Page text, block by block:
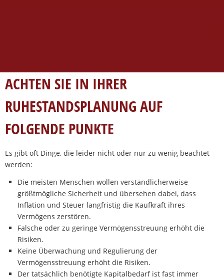
ACHTEN SIE IN IHRER
RUHESTANDSPLANUNG AUF
FOLGENDE PUNKTE
Es gibt oft Dinge, die leider nicht oder nur zu wenig beachtet
werden:
Die meisten Menschen wollen verständlicherweise
größtmögliche Sicherheit und übersehen dabei, dass
Inflation und Steuer langfristig die Kaufkraft ihres
Vermögens zerstören.
Falsche oder zu geringe Vermögensstreuung erhöht die
Risiken.
Keine Überwachung und Regulierung der
Vermögensstreuung erhöht die Risiken.
Der tatsächlich benötigte Kapitalbedarf ist fast immer